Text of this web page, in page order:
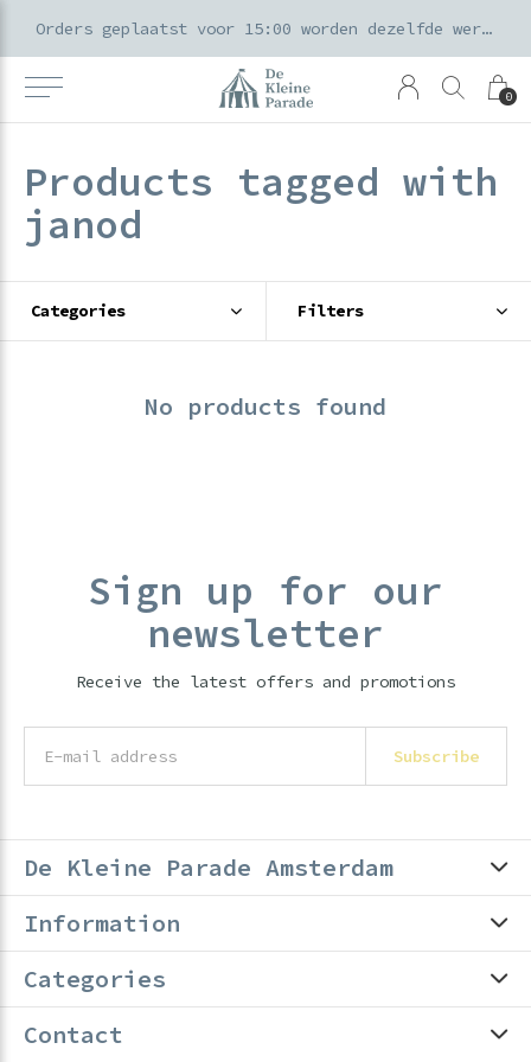
0
Orders geplaatst voor 15:00 worden dezelfde werkdag verzonden
Products tagged with
janod
Categories Filters
No products found
Sign up for our
newsletter
Receive the latest offers and promotions
Subscribe
De Kleine Parade Amsterdam
Information
Categories
Contact